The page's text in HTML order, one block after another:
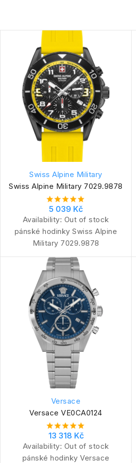
Swiss Alpine Military
Swiss Alpine Military 7029.9878
5 039 Kč
Availability: Out of stock
pánské hodinky Swiss Alpine
Military 7029.9878
Versace
Versace VE0CA0124
13 318 Kč
Availability: Out of stock
pánské hodinky Versace